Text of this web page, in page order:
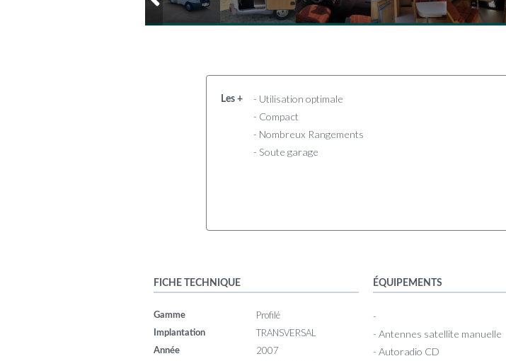
Les +
- Utilisation optimale
- Compact
- Nombreux Rangements
- Soute garage
FICHE TECHNIQUE
Gamme Profilé
Implantation TRANSVERSAL
Année 2007
ÉQUIPEMENTS
-
- Antennes satellite manuelle
- Autoradio CD